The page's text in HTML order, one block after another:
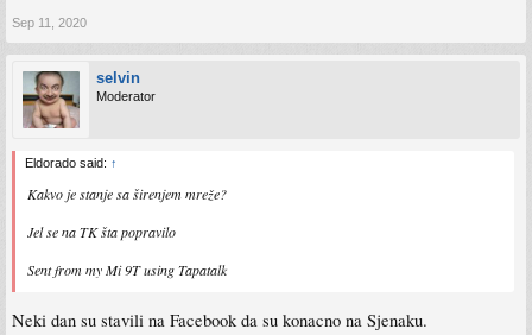
Sep 11, 2020
selvin
Moderator
Eldorado said: ↑
Kakvo je stanje sa širenjem mreže?
Jel se na TK šta popravilo
Sent from my Mi 9T using Tapatalk
Neki dan su stavili na Facebook da su konacno na Sjenaku.